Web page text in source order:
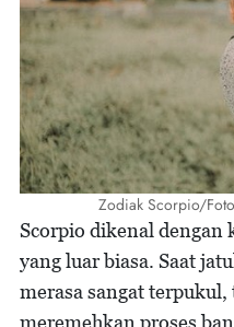
Zodiak Scorpio/
Scorpio dikenal dengan
yang luar biasa. Saat
merasa sangat
meremehkan proses